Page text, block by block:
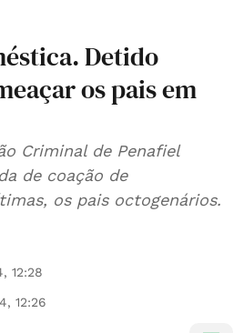
Detido
os pais em
Criminal de Penafiel
de coação de
os pais octogenários.
12:28
12:26